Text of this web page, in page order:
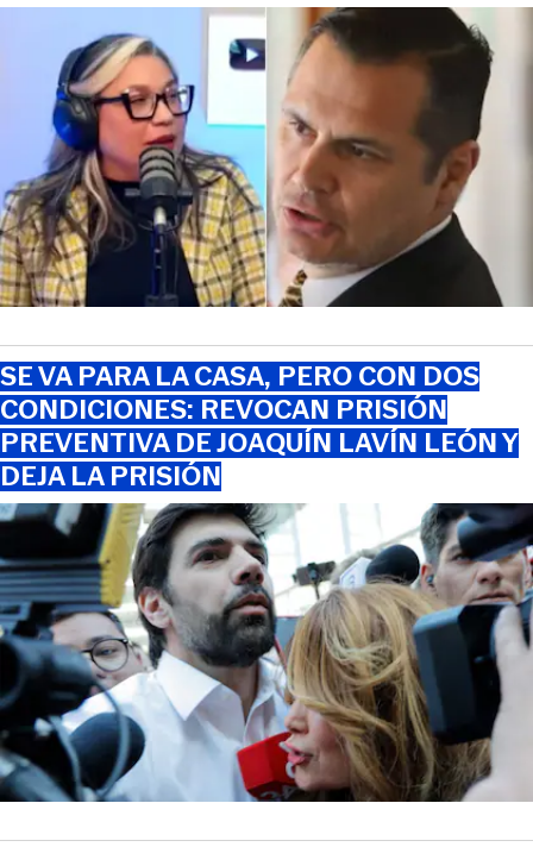
SE VA PARA LA CASA, PERO CON DOS
CONDICIONES: REVOCAN PRISIÓN
PREVENTIVA DE JOAQUÍN LAVÍN LEÓN Y
DEJA LA PRISIÓN